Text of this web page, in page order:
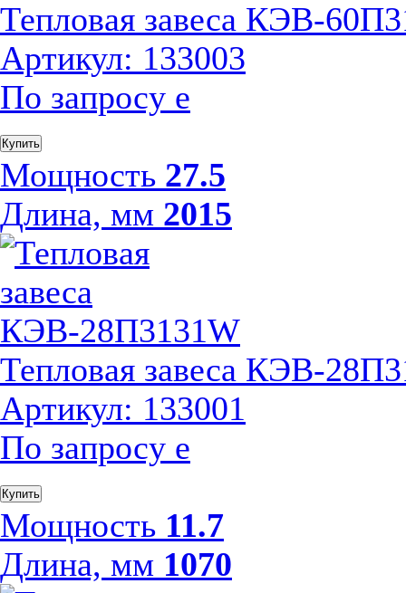
Тепловая завеса КЭВ-
Артикул: 133003
По запросу е
Купить
Мощность 27.5
Длина, мм 2015
Тепловая завеса КЭВ-
Артикул: 133001
По запросу е
Купить
Мощность 11.7
Длина, мм 1070